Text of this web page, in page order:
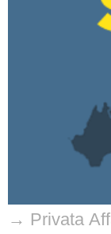
→ Privata